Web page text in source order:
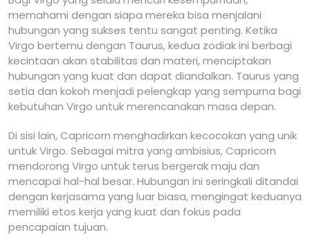
memahami dengan siapa mereka bisa menjalani
hubungan yang sukses tentu sangat penting. Ketika
Virgo bertemu dengan Taurus, kedua zodiak ini berbagi
kecintaan akan stabilitas dan materi, menciptakan
hubungan yang kuat dan dapat diandalkan. Taurus yang
setia dan kokoh menjadi pelengkap yang sempurna bagi
kebutuhan Virgo untuk merencanakan masa depan.
Di sisi lain, Capricorn menghadirkan kecocokan yang unik
untuk Virgo. Sebagai mitra yang ambisius, Capricorn
mendorong Virgo untuk terus bergerak maju dan
mencapai hal-hal besar. Hubungan ini seringkali ditandai
dengan kerjasama yang luar biasa, mengingat keduanya
memiliki etos kerja yang kuat dan fokus pada
pencapaian tujuan.